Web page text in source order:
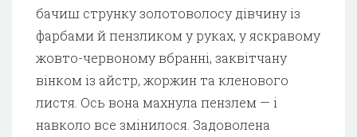
бачиш струнку золотоволосу дівчину із
фарбами й пензликом у руках, у яскравому
жовто-червоному вбранні, заквітчану
вінком із айстр, жоржин та кленового
листя. Ось вона махнула пензлем — і
навколо все змінилося. Задоволена